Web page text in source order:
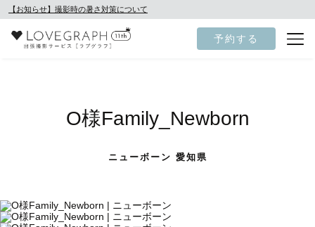
【お知らせ】撮影時の暑さ対策について
予約する
O様Family_Newborn
ニューボーン 愛知県